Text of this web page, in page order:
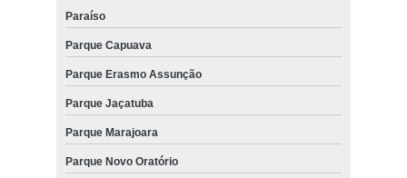
Paraíso
Parque Capuava
Parque Erasmo Assunção
Parque Jaçatuba
Parque Marajoara
Parque Novo Oratório